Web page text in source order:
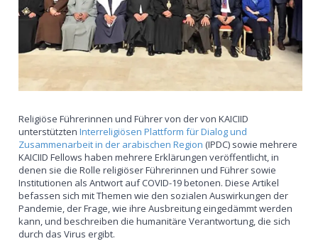
Religiöse Führerinnen und Führer von der von KAICIID
unterstütztenInterreligiösen Plattform für Dialog und
Zusammenarbeit in der arabischen Region (IPDC) sowie mehrere
KAICIID Fellows haben mehrere Erklärungen veröffentlicht, in
denen sie die Rolle religiöser Führerinnen und Führer sowie
Institutionen als Antwort auf COVID-19 betonen. Diese Artikel
befassen sich mit Themen wie den sozialen Auswirkungen der
Pandemie, der Frage, wie ihre Ausbreitung eingedämmt werden
kann, und beschreiben die humanitäre Verantwortung, die sich
durch das Virus ergibt.